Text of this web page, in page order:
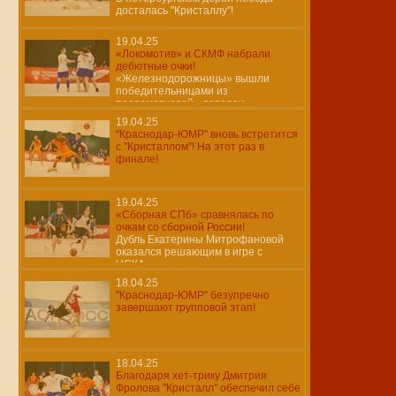
досталась "Кристаллу"!
19.04.25
«Локомотив» и СКМФ набрали
дебютные очки!
«Железнодорожницы» вышли
победительницами из
послематчевой «лотереи»…
19.04.25
"Краснодар-ЮМР" вновь встретится
с "Кристаллом"! На этот раз в
финале!
19.04.25
«Сборная СПб» сравнялась по
очкам со сборной России!
Дубль Екатерины Митрофановой
оказался решающим в игре с
ЦСКА…
18.04.25
"Краснодар-ЮМР" безупречно
завершают групповой этап!
18.04.25
Благодаря хет-трику Дмитрия
Фролова "Кристалл" обеспечил себе